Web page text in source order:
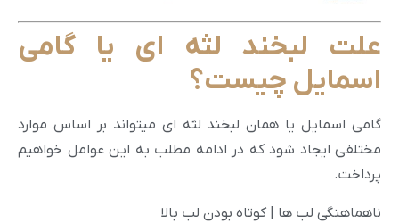
علت لبخند لثه ای یا گامی
اسمایل چیست؟
گامی اسمایل یا همان لبخند لثه ای میتواند بر اساس موارد
مختلفی ایجاد شود که در ادامه مطلب به این عوامل خواهیم
پرداخت.
ناهماهنگی لب ها | کوتاه بودن لب بالا